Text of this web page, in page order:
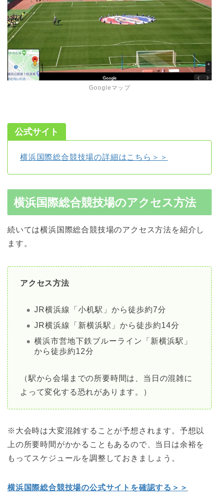
Googleマップ
公式サイト
横浜国際総合競技場の詳細はこちら＞＞
横浜国際総合競技場のアクセス方法
続いては横浜国際総合競技場のアクセス方法を紹介し
ます。
アクセス方法
JR横浜線「小机駅」から徒歩約7分
JR横浜線「新横浜駅」から徒歩約14分
横浜市営地下鉄ブルーライン「新横浜駅」
から徒歩約12分
（駅から会場までの所要時間は、当日の混雑に
よって変化する恐れがあります。）
※大会時は大変混雑することが予想されます。予想以
上の所要時間がかかることもあるので、当日は余裕を
もってスケジュールを調整しておきましょう。
横浜国際総合競技場の公式サイトを確認する＞＞